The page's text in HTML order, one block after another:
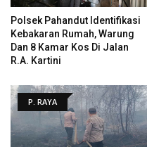
Polsek Pahandut Identifikasi
Kebakaran Rumah, Warung
Dan 8 Kamar Kos Di Jalan
R.A. Kartini
P. RAYA